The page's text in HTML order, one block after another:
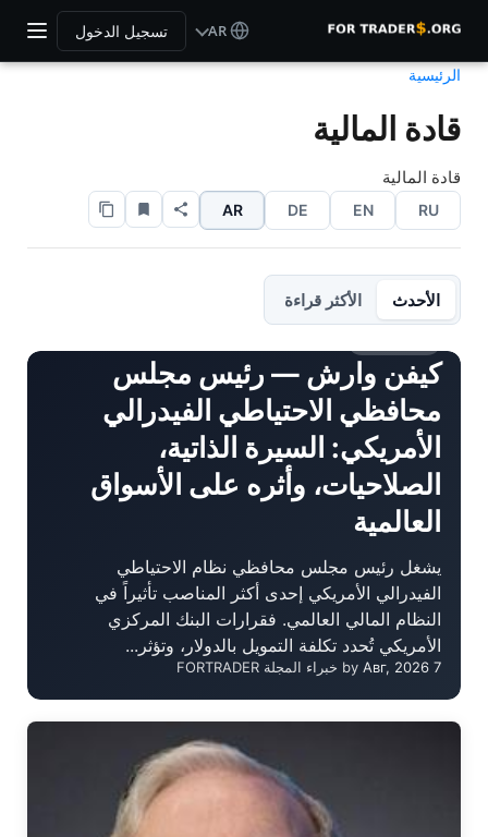
AR تسجيل الدخول
الرئيسية
قادة المالية
قادة المالية
RU
EN
DE
AR
الأحدث الأكثر قراءة
كيفن وارش — رئيس مجلس
محافظي الاحتياطي الفيدرالي
الأمريكي: السيرة الذاتية،
الصلاحيات، وأثره على الأسواق
العالمية
يشغل رئيس مجلس محافظي نظام الاحتياطي
الفيدرالي الأمريكي إحدى أكثر المناصب تأثيراً في
النظام المالي العالمي. فقرارات البنك المركزي
الأمريكي تُحدد تكلفة التمويل بالدولار، وتؤثر...
7 Авг, 2026 by خبراء المجلة FORTRADER